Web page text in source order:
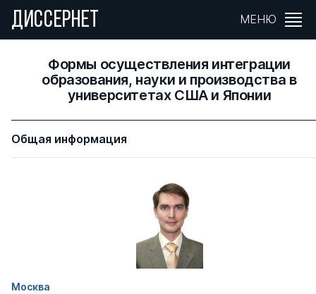
ДИССЕРНЕТ МЕНЮ
Формы осуществления интеграции
образования, науки и производства в
университетах США и Японии
Общая информация
Москва